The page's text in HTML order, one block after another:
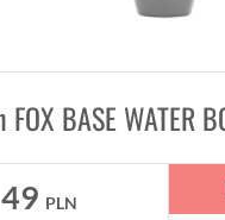
49 PLN